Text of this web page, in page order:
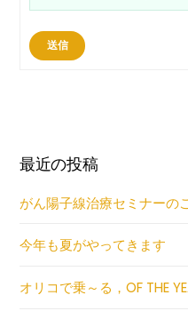
送信
最近の投稿
がん陽子線治療セミナーの
今年も夏がやってきます
オリコで乗～る，OF THE